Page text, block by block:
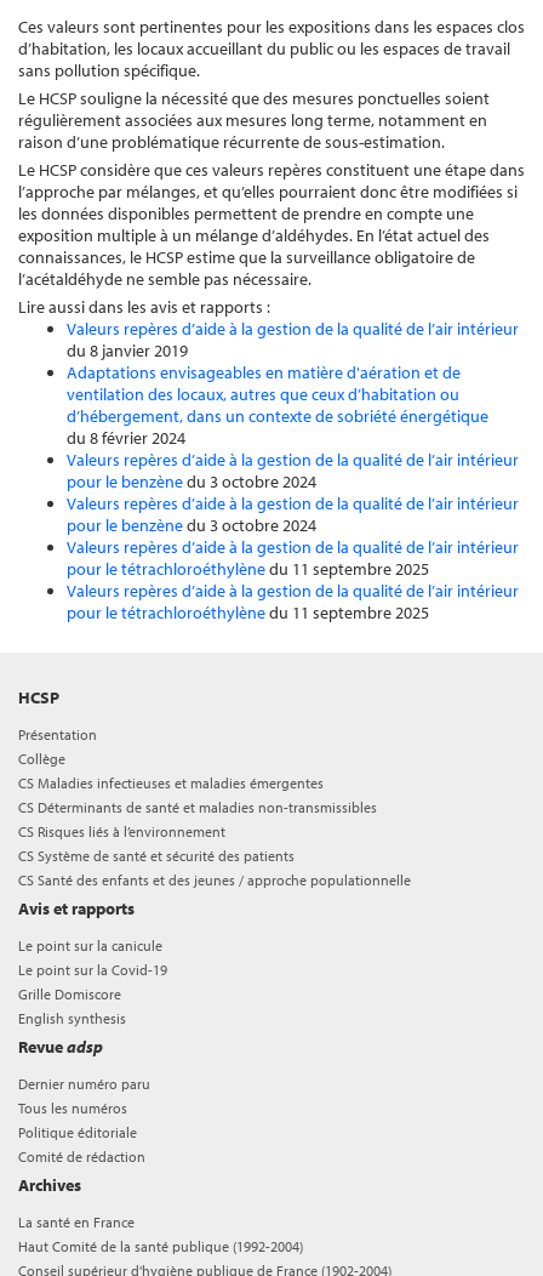
Ces valeurs sont pertinentes pour les expositions dans les espaces clos
d’habitation, les locaux accueillant du public ou les espaces de travail
sans pollution spécifique.
Le HCSP souligne la nécessité que des mesures ponctuelles soient
régulièrement associées aux mesures long terme, notamment en
raison d’une problématique récurrente de sous-estimation.
Le HCSP considère que ces valeurs repères constituent une étape dans
l’approche par mélanges, et qu’elles pourraient donc être modifiées si
les données disponibles permettent de prendre en compte une
exposition multiple à un mélange d’aldéhydes. En l’état actuel des
connaissances, le HCSP estime que la surveillance obligatoire de
l’acétaldéhyde ne semble pas nécessaire.
Lire aussi dans les avis et rapports :
Valeurs repères d’aide à la gestion de la qualité de l’air intérieur
du 8 janvier 2019
Adaptations envisageables en matière d'aération et de
ventilation des locaux, autres que ceux d’habitation ou
d’hébergement, dans un contexte de sobriété énergétique
du 8 février 2024
Valeurs repères d’aide à la gestion de la qualité de l’air intérieur
pour le benzènedu 3 octobre 2024
Valeurs repères d’aide à la gestion de la qualité de l’air intérieur
pour le benzènedu 3 octobre 2024
Valeurs repères d’aide à la gestion de la qualité de l’air intérieur
pour le tétrachloroéthylènedu 11 septembre 2025
Valeurs repères d’aide à la gestion de la qualité de l’air intérieur
pour le tétrachloroéthylènedu 11 septembre 2025
HCSP
Présentation
Collège
CS Maladies infectieuses et maladies émergentes
CS Déterminants de santé et maladies non-transmissibles
CS Risques liés à l’environnement
CS Système de santé et sécurité des patients
CS Santé des enfants et des jeunes / approche populationnelle
Avis et rapports
Le point sur la canicule
Le point sur la Covid-19
Grille Domiscore
English synthesis
Revueadsp
Dernier numéro paru
Tous les numéros
Politique éditoriale
Comité de rédaction
Archives
La santé en France
Haut Comité de la santé publique (1992-2004)
Conseil supérieur d'hygiène publique de France (1902-2004)